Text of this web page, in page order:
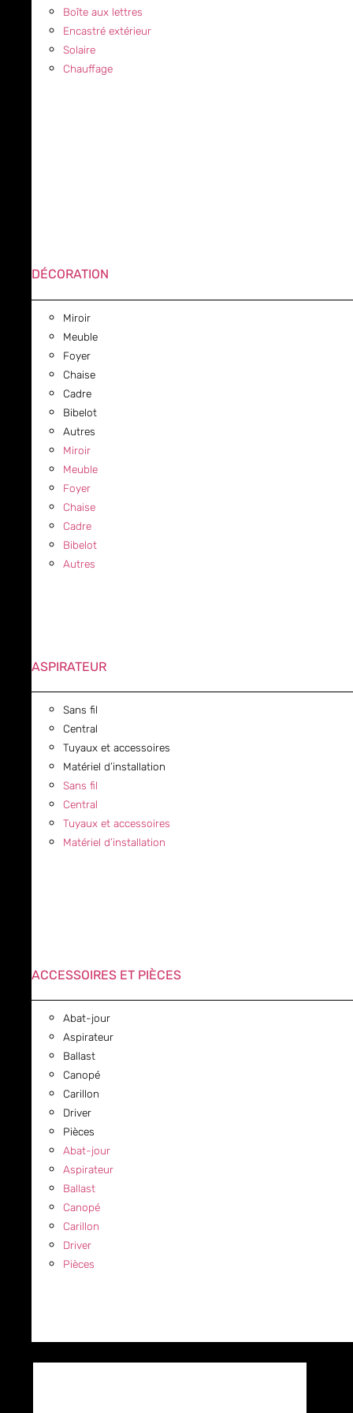
Boîte aux lettres
Encastré extérieur
Solaire
Chauffage
DÉCORATION
Miroir
Meuble
Foyer
Chaise
Cadre
Bibelot
Autres
Miroir
Meuble
Foyer
Chaise
Cadre
Bibelot
Autres
ASPIRATEUR
Sans fil
Central
Tuyaux et accessoires
Matériel d’installation
Sans fil
Central
Tuyaux et accessoires
Matériel d’installation
ACCESSOIRES ET PIÈCES
Abat-jour
Aspirateur
Ballast
Canopé
Carillon
Driver
Pièces
Abat-jour
Aspirateur
Ballast
Canopé
Carillon
Driver
Pièces